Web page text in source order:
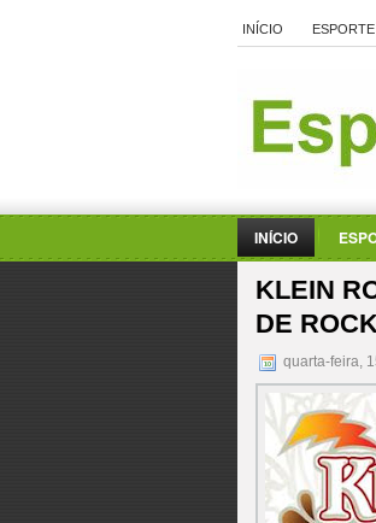
INÍCIO ESPORTE
INÍCIO
KLEIN
DE
quarta-feira,